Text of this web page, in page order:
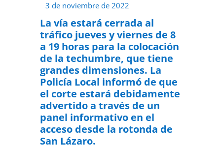
3 de noviembre de 2022
La vía estará cerrada al
tráfico jueves y viernes de 8
a 19 horas para la colocación
de la techumbre, que tiene
grandes dimensiones. La
Policía Local informó de que
el corte estará debidamente
advertido a través de un
panel informativo en el
acceso desde la rotonda de
San Lázaro.